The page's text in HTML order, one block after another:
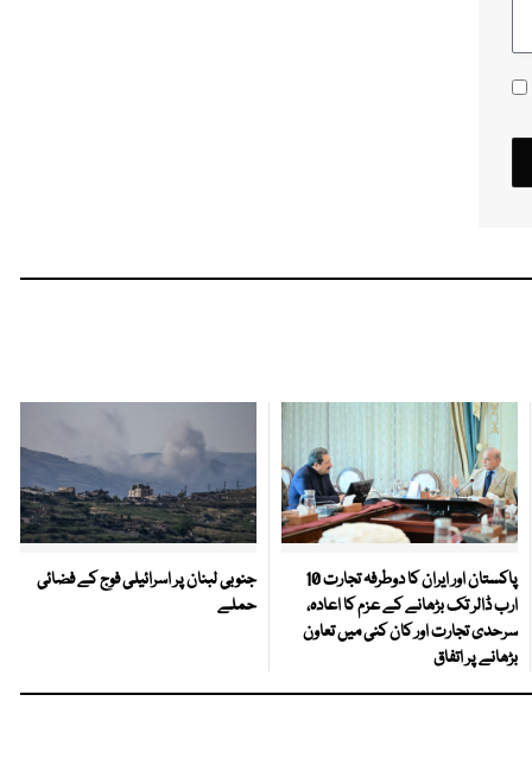
پاکستان اور ایران کا دوطرفہ تجارت 10
ارب ڈالر تک بڑھانے کے عزم کا اعادہ،
سرحدی تجارت اور کان کنی میں تعاون
بڑھانے پر اتفاق
جنوبی لبنان پر اسرائیلی فوج کے فضائی
حملے